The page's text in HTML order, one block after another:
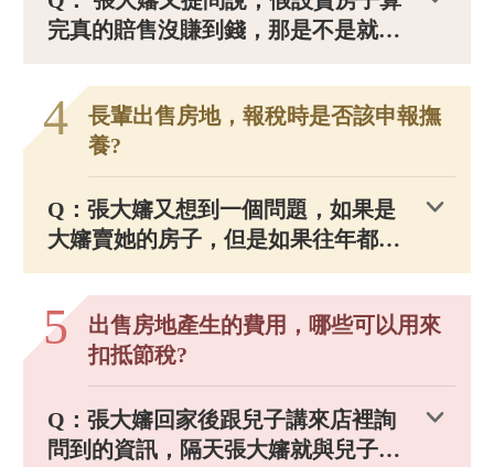
完真的賠售沒賺到錢，那是不是就不
4
長輩出售房地，報稅時是否該申報撫
養?
Q：張大嬸又想到一個問題，如果是
大嬸賣她的房子，但是如果往年都沒
報稅，都是小孩申報扶養她和先生，
那她又該如何報稅或小孩該如何報稅
呢？
5
出售房地產生的費用，哪些可以用來
扣抵節稅?
Q：張大嬸回家後跟兒子講來店裡詢
問到的資訊，隔天張大嬸就與兒子再